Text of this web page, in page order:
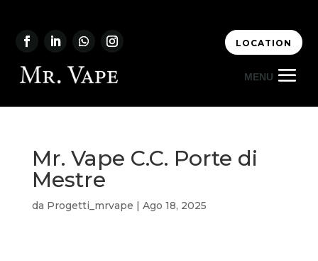
LOCATION
Mr. Vape C.C. Porte di
Mestre
da Progetti_mrvape | Ago 18, 2025